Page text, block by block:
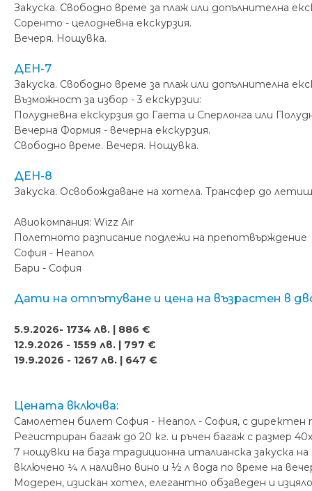
Закуска. Свободно време за плаж или допълнителна
Соренто - целодневна екскурзия.
Вечеря. Нощувка.
ДЕН-7
Закуска. Свободно време за плаж или допълнителна
Възможност за избор - 3 екскурзии:
Полудневна екскурзия до Гаета и Сперлонга или
Вечерна Формия - вечерна екскурзия.
Свободно време. Вечеря. Нощувка.
ДЕН-8
Закуска. Освобождаване на хотела. Трансфер до
Авиокомпания: Wizz Air
Полетното разписание подлежи на препотвърждение
София - Неапол
Бари - София
Дати на отпътуване и цена на възрастен в
5.9.2026- 1734 лв. | 886 €
12.9.2026 - 1559 лв. | 797 €
19.9.2026 - 1267 лв. | 647 €
Цената включва:
Самолетен билет София - Неапол - София, с директен
Регистриран багаж до 20 кг. и ръчен багаж с размер
7 нощувки на база традиционна италианска закуска
включено ¼ л наливно вино и ½ л вода по време на
Модерен, изискан хотел, елегантно обзаведен и изцяло